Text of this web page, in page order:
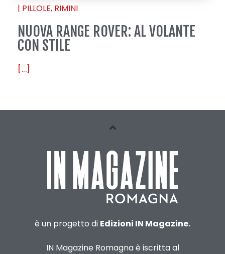
| PILLOLE, RIMINI
NUOVA RANGE ROVER: AL VOLANTE
CON STILE
[...]
è un progetto di Edizioni IN Magazine.
IN Magazine Romagna è iscritta al